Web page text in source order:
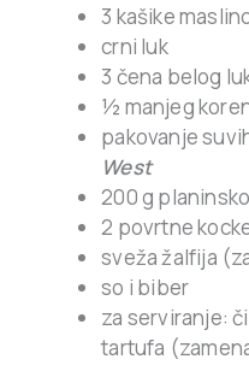
3 kašike
crni luk
3 čena belog
½ manjeg
pakovanje
West
200 g
2 povrtne
sveža žalfija
so i biber
za serviranje:
tartufa